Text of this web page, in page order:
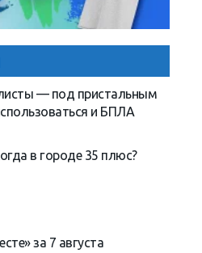
— под пристальным
и БПЛА
в городе 35 плюс?
за 7 августа